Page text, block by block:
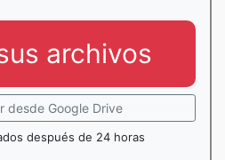
archivos
desde Google Drive
después de 24 horas